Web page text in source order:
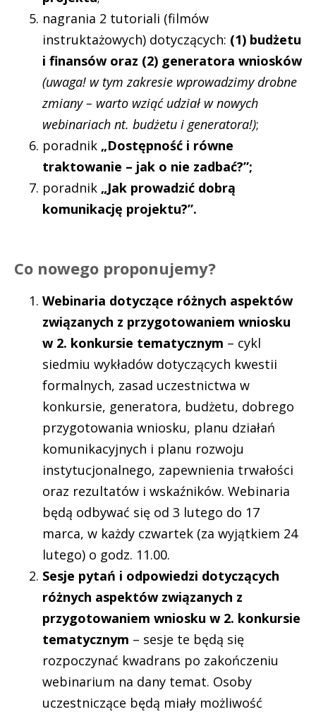
nagrania 2 tutoriali (filmów
instruktażowych) dotyczących: (1) budżetu
i finansów oraz (2) generatora wniosków
(uwaga! w tym zakresie wprowadzimy drobne
zmiany – warto wziąć udział w nowych
webinariach nt. budżetu i generatora!);
poradnik „Dostępność i równe
traktowanie – jak o nie zadbać?”;
poradnik „Jak prowadzić dobrą
komunikację projektu?”.
Co nowego proponujemy?
Webinaria dotyczące różnych aspektów
związanych z przygotowaniem wniosku
w 2. konkursie tematycznym – cykl
siedmiu wykładów dotyczących kwestii
formalnych, zasad uczestnictwa w
konkursie, generatora, budżetu, dobrego
przygotowania wniosku, planu działań
komunikacyjnych i planu rozwoju
instytucjonalnego, zapewnienia trwałości
oraz rezultatów i wskaźników. Webinaria
będą odbywać się od 3 lutego do 17
marca, w każdy czwartek (za wyjątkiem 24
lutego) o godz. 11.00.
Sesje pytań i odpowiedzi dotyczących
różnych aspektów związanych z
przygotowaniem wniosku w 2. konkursie
tematycznym – sesje te będą się
rozpoczynać kwadrans po zakończeniu
webinarium na dany temat. Osoby
uczestniczące będą miały możliwość